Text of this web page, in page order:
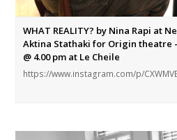
WHAT REALITY? by Nina Rapi at
Aktina Stathaki for Origin theatre
@ 4.00 pm at Le Cheile
https://www.instagram.com/p/